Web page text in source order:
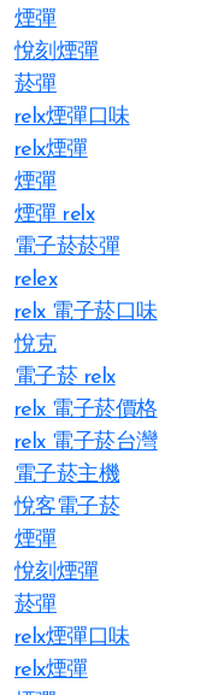
煙彈
悅刻煙彈
菸彈
relx煙彈口味
relx煙彈
煙彈
煙彈 relx
電子菸菸彈
relex
relx 電子菸口味
悅克
電子菸 relx
relx 電子菸價格
relx 電子菸台灣
電子菸主機
悅客電子菸
煙彈
悅刻煙彈
菸彈
relx煙彈口味
relx煙彈